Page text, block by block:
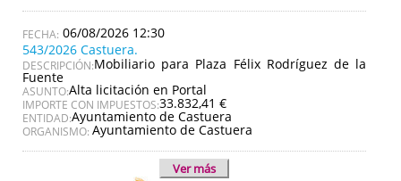
06/08/2026 12:30
543/2026 Castuera.
DESCRIPCIÓN:Mobiliario para Plaza Félix Rodríguez de la
Fuente
ASUNTO:Alta licitación en Portal
IMPORTE CON IMPUESTOS:33.832,41 €
ENTIDAD:Ayuntamiento de Castuera
ORGANISMO: Ayuntamiento de Castuera
Ver más